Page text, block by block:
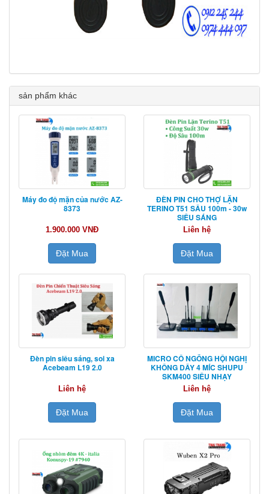
sản phẩm khác
Máy đo độ mặn của nước AZ-
8373
1.900.000 VNĐ
Đặt Mua
ĐÈN PIN CHO THỢ LẶN
TERINO T51 SÂU 100m - 30w
SIÊU SÁNG
Liên hệ
Đặt Mua
Đèn pin siêu sáng, soi xa
Acebeam L19 2.0
Liên hệ
Đặt Mua
MICRO CỔ NGỖNG HỘI NGHỊ
KHÔNG DÂY 4 MÍC SHUPU
SKM400 SIÊU NHẠY
Liên hệ
Đặt Mua